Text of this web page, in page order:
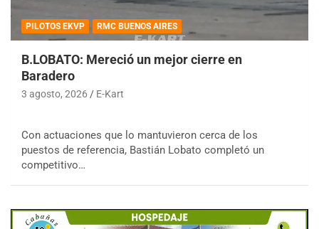
PILOTOS EKVP RMC BUENOS AIRES
B.LOBATO: Mereció un mejor cierre en
Baradero
3 agosto, 2026 E-Kart
Con actuaciones que lo mantuvieron cerca de los
puestos de referencia, Bastián Lobato completó un
competitivo…